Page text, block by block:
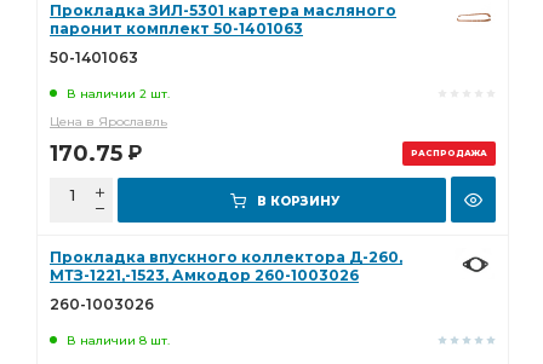
РАСПРОДАЖА
Прокладка ЗИЛ-5301 картера масляного
паронит комплект 50-1401063
50-1401063
В наличии 2 шт.
Цена в Ярославль
170.75 Р
В КОРЗИНУ
Прокладка впускного коллектора Д-260,
МТЗ-1221,-1523, Амкодор 260-1003026
260-1003026
В наличии 8 шт.